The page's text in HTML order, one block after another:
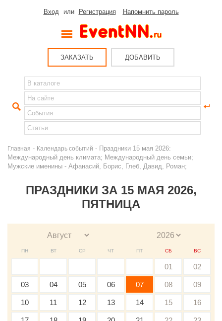
Вход или Регистрация Напомнить пароль
ЗАКАЗАТЬ ДОБАВИТЬ
Главная - Календарь событий - Праздники 15 мая 2026:
Международный день климата; Международный день семьи;
Мужские именины - Афанасий, Борис, Глеб, Давид, Роман;
ПРАЗДНИКИ ЗА 15 МАЯ 2026,
ПЯТНИЦА
ПН ВТ СР ЧТ ПТ СБ ВС
01 02
03 04 05 06 07 08 09
10 11 12 13 14 15 16